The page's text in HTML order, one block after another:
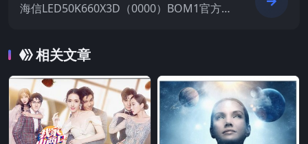
海信LED50K660X3D（0000）BOM1官方原
相关文章